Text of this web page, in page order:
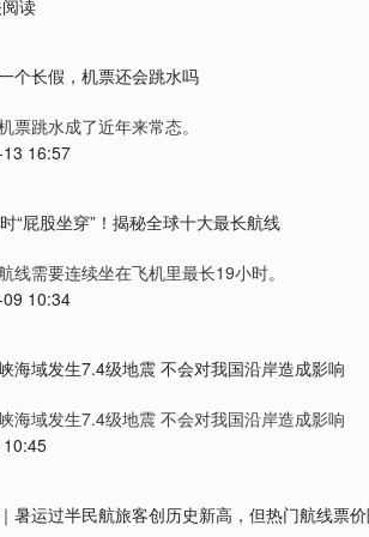
读
个长假，机票还会跳水吗
票跳水成了近年来常态。
16:57
“屁股坐穿”！揭秘全球十大最长航线
线需要连续坐在飞机里最长19小时。
10:34
海域发生7.4级地震 不会对我国沿岸造成影响
海域发生7.4级地震 不会对我国沿岸造成影响
暑运过半民航旅客创历史新高，但热门航线票